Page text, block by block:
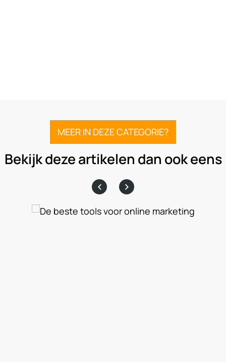
MEER IN DEZE CATEGORIE?
Bekijk deze artikelen dan ook eens